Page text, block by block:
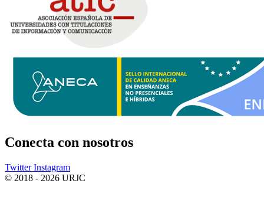
Conecta con nosotros
Twitter Instagram
© 2018 - 2026 URJC